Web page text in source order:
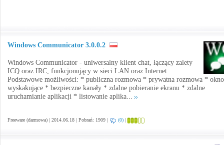
Windows Communicator 3.0.0.2
Windows Communicator - uniwersalny klient chat, łączący zalety
ICQ oraz IRC, funkcjonujący w sieci LAN oraz Internet.
Podstawowe możliwości: * publiczna rozmowa * prywatna rozmowa * okno
wyskakujące * bezpieczne kanały * zdalne pobieranie ekranu * zdalne
uruchamianie aplikacji * listowanie aplika...
Freeware (darmowa) | 2014.06.18 | Pobrań: 1909 | (0) |